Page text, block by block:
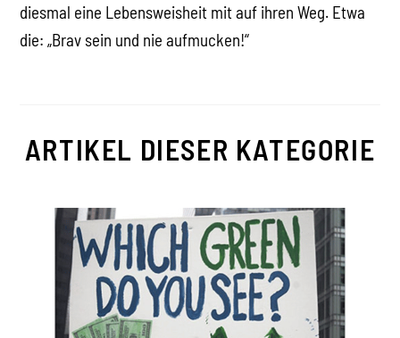
diesmal eine Lebensweisheit mit auf ihren Weg. Etwa
die: „Brav sein und nie aufmucken!“
ARTIKEL DIESER KATEGORIE